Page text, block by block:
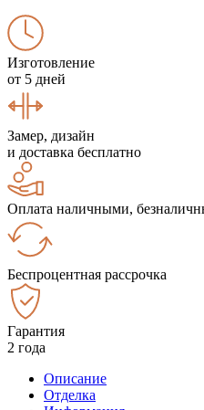
Изготовление
от 5 дней
Замер, дизайн
и доставка бесплатно
Оплата наличными,
Беспроцентная рассрочка
Гарантия
2 года
Описание
Отделка